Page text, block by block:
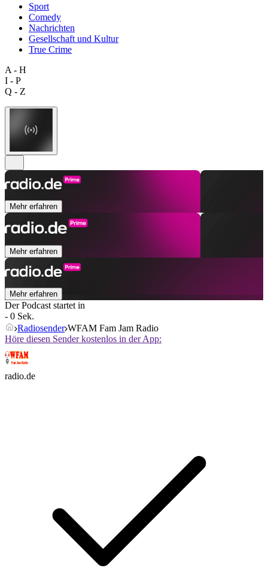
Sport
Comedy
Nachrichten
Gesellschaft und Kultur
True Crime
A - H
I - P
Q - Z
Mehr erfahren
Mehr erfahren
Mehr erfahren
Der Podcast startet in
- 0 Sek.
Radiosender WFAM Fam Jam Radio
Höre diesen Sender kostenlos in der App:
radio.de